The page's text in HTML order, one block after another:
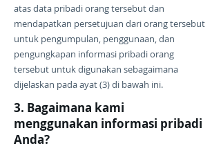
atas data pribadi orang tersebut dan
mendapatkan persetujuan dari orang tersebut
untuk pengumpulan, penggunaan, dan
pengungkapan informasi pribadi orang
tersebut untuk digunakan sebagaimana
dijelaskan pada ayat (3) di bawah ini.
3. Bagaimana kami
menggunakan informasi pribadi
Anda?